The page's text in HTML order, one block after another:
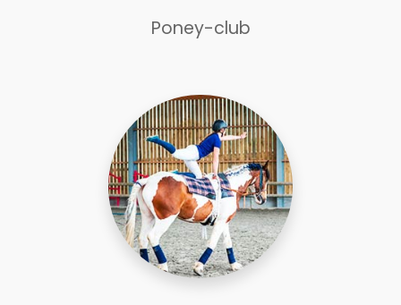
Poney-club